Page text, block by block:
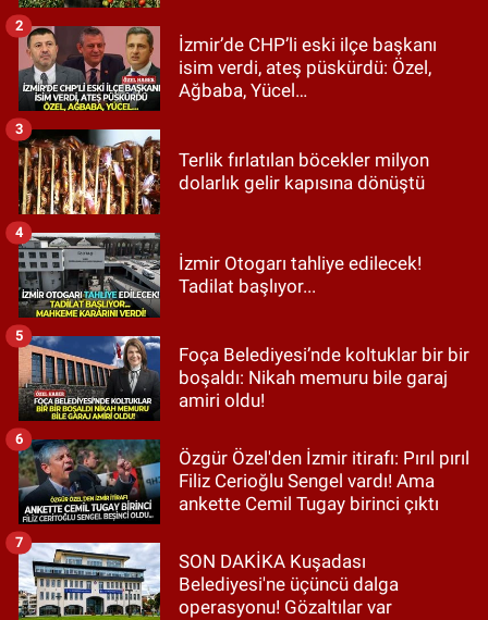
İzmir’de CHP’li eski ilçe başkanı
isim verdi, ateş püskürdü: Özel,
Ağbaba, Yücel…
2
Terlik fırlatılan böcekler milyon
dolarlık gelir kapısına dönüştü
3
İzmir Otogarı tahliye edilecek!
Tadilat başlıyor...
4
Foça Belediyesi’nde koltuklar bir bir
boşaldı: Nikah memuru bile garaj
amiri oldu!
5
Özgür Özel'den İzmir itirafı: Pırıl pırıl
Filiz Cerioğlu Sengel vardı! Ama
ankette Cemil Tugay birinci çıktı
6
SON DAKİKA Kuşadası
Belediyesi'ne üçüncü dalga
operasyonu! Gözaltılar var
7